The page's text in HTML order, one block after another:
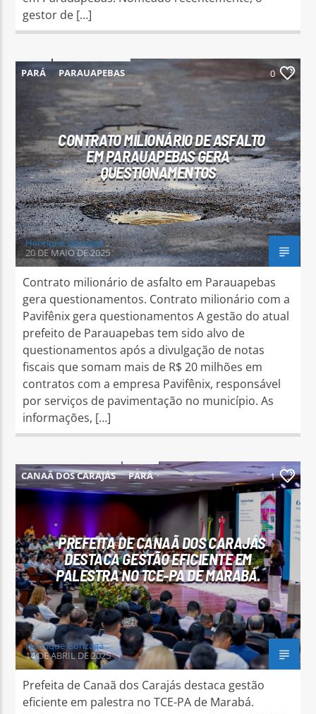
gestor de […]
PARÁ PARAUAPEBAS 0
CONTRATO MILIONÁRIO DE ASFALTO
EM PARAUAPEBAS GERA
QUESTIONAMENTOS
Henrique Gonzaga
20 DE MAIO DE 2025
Contrato milionário de asfalto em Parauapebas
gera questionamentos. Contrato milionário com a
Pavifênix gera questionamentos A gestão do atual
prefeito de Parauapebas tem sido alvo de
questionamentos após a divulgação de notas
fiscais que somam mais de R$ 20 milhões em
contratos com a empresa Pavifênix, responsável
por serviços de pavimentação no município. As
informações, […]
CANAÃ DOS CARAJÁS PARÁ 1
PREFEITA DE CANAÃ DOS CARAJÁS
DESTACA GESTÃO EFICIENTE EM
PALESTRA NO TCE-PA DE MARABÁ.
Henrique Gonzaga
14 DE ABRIL DE 2025
Prefeita de Canaã dos Carajás destaca gestão
eficiente em palestra no TCE-PA de Marabá.